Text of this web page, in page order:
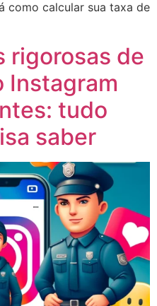
como calcular sua taxa de
rigorosas de
Instagram
tudo
saber